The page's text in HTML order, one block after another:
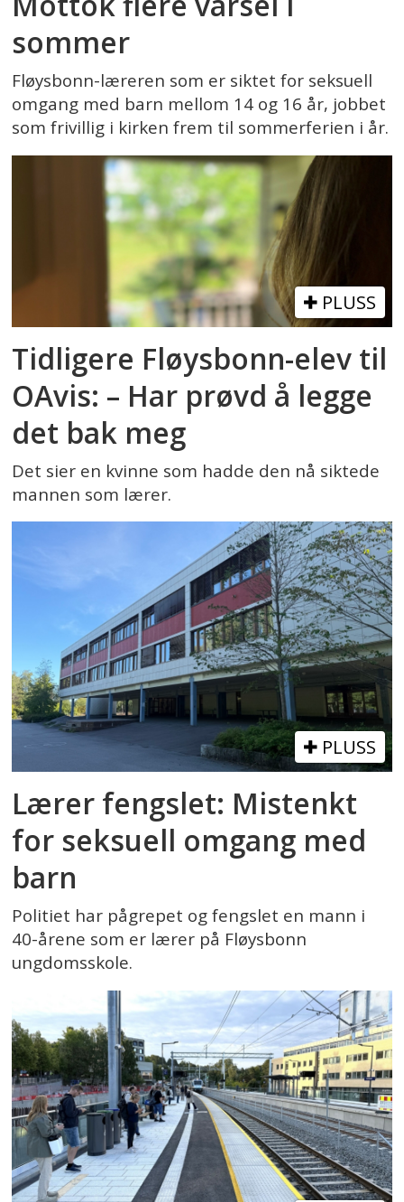
sommer
Fløysbonn-læreren som er siktet for seksuell
omgang med barn mellom 14 og 16 år, jobbet
som frivillig i kirken frem til sommerferien i år.
PLUSS
Tidligere Fløysbonn-elev til
OAvis: – Har prøvd å legge
det bak meg
Det sier en kvinne som hadde den nå siktede
mannen som lærer.
PLUSS
Lærer fengslet: Mistenkt
for seksuell omgang med
barn
Politiet har pågrepet og fengslet en mann i
40-årene som er lærer på Fløysbonn
ungdomsskole.